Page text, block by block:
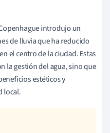
introdujo un
de lluvia que ha reducido
el centro de la ciudad. Estas
la gestión del agua, sino que
estéticos y
local.